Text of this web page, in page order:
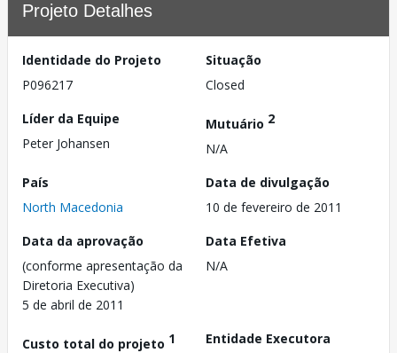
Projeto Detalhes
Identidade do Projeto
P096217
Situação
Closed
Líder da Equipe
Peter Johansen
Mutuário 2
N/A
País
North Macedonia
Data de divulgação
10 de fevereiro de 2011
Data da aprovação
(conforme apresentação da
Diretoria Executiva)
5 de abril de 2011
Data Efetiva
N/A
Custo total do projeto 1
Entidade Executora